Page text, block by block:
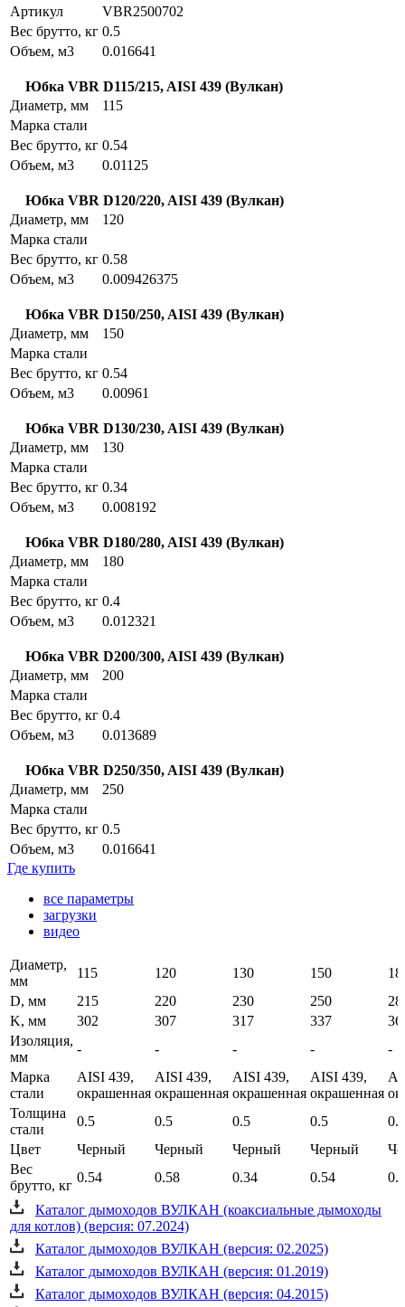
Артикул
VBR2500702
Вес брутто, кг 0.5
Объем, м3
0.016641
Юбка VBR D115/215, AISI 439 (Вулкан)
Диаметр, мм
115
Марка стали
Вес брутто, кг 0.54
Объем, м3
0.01125
Юбка VBR D120/220, AISI 439 (Вулкан)
Диаметр, мм
120
Марка стали
Вес брутто, кг 0.58
Объем, м3
0.009426375
Юбка VBR D150/250, AISI 439 (Вулкан)
Диаметр, мм
150
Марка стали
Вес брутто, кг 0.54
Объем, м3
0.00961
Юбка VBR D130/230, AISI 439 (Вулкан)
Диаметр, мм
130
Марка стали
Вес брутто, кг 0.34
Объем, м3
0.008192
Юбка VBR D180/280, AISI 439 (Вулкан)
Диаметр, мм
180
Марка стали
Вес брутто, кг 0.4
Объем, м3
0.012321
Юбка VBR D200/300, AISI 439 (Вулкан)
Диаметр, мм
200
Марка стали
Вес брутто, кг 0.4
Объем, м3
0.013689
Юбка VBR D250/350, AISI 439 (Вулкан)
Диаметр, мм
250
Марка стали
Вес брутто, кг 0.5
Объем, м3
0.016641
Где купить
все параметры
загрузки
видео
Диаметр,
мм
115 120 130 150
D, мм
215 220 230 250
K, мм
302 307 317 337
Изоляция,
мм
- - - -
-
Марка
стали
AISI 439,
окрашенная
AISI 439,
окрашенная
AISI 439,
окрашенная
AISI 439,
окрашенная
Толщина
стали
0.5 0.5 0.5 0.5
0.5
Цвет
Черный Черный Черный Черный
Вес
брутто, кг
0.54 0.58 0.34 0.54 0.4
Каталог дымоходов ВУЛКАН (коаксиальные дымоходы
для котлов) (версия: 07.2024)
Каталог дымоходов ВУЛКАН (версия: 02.2025)
Каталог дымоходов ВУЛКАН (версия: 01.2019)
Каталог дымоходов ВУЛКАН (версия: 04.2015)